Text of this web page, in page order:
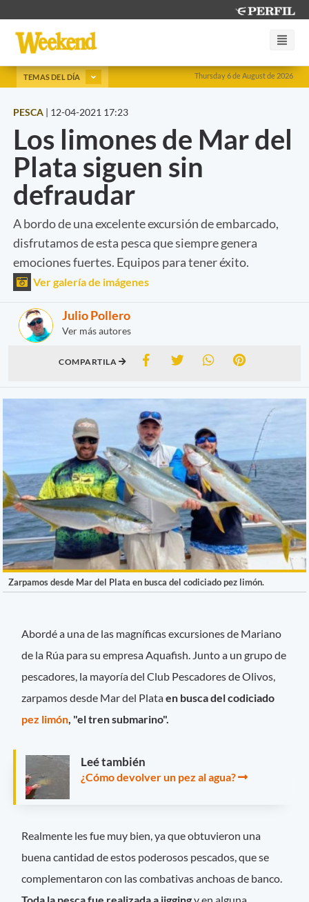
Thursday 6 de August de 2026
TEMAS DEL DÍA
PESCA | 12-04-2021 17:23
Los limones de Mar del
Plata siguen sin
defraudar
A bordo de una excelente excursión de embarcado,
disfrutamos de esta pesca que siempre genera
emociones fuertes. Equipos para tener éxito.
Ver galería de imágenes
Julio Pollero
Ver más autores
COMPARTILA
Zarpamos desde Mar del Plata en busca del codiciado pez limón.
Abordé a una de las magníficas excursiones de Mariano
de la Rúa para su empresa Aquafish. Junto a un grupo de
pescadores, la mayoría del Club Pescadores de Olivos,
zarpamos desde Mar del Plataen busca del codiciado
pez limón , "el tren submarino".
Leé también
¿Cómo devolver un pez al agua?
Realmente les fue muy bien, ya que obtuvieron una
buena cantidad de estos poderosos pescados, que se
complementaron con las combativas anchoas de banco.